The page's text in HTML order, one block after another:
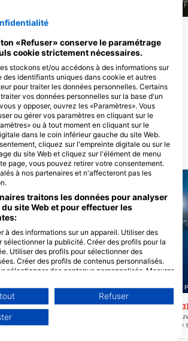
F
desservant ce site
Croatie
Deep Blue Diving
Miline 120, 22203 Rogoznica,
Croatie
À PROXIMITÉ
Primosten
(★4.3)
aux plongeurs
de la profondeur
Diving Center Pongo, 22202
Punta Planka
À cet endroit, vous
à tout, de la mer calme
«Refuser» conserve le paramétrage
cookie strictement nécessaires.
stockons et/ou accédons à des informations sur
des identifiants uniques dans cookie et autres
pour traiter les données personnelles. Certains
vos données personnelles sur la base d'un
y opposer, ouvrez les «Paramètres». Vous
ou gérer vos paramètres en cliquant sur le
ou à tout moment en cliquant sur le
dans le coin inférieur gauche du site Web.
cliquez sur l'empreinte digitale ou sur le
du site Web et cliquez sur l'élément de menu
page, vous pouvez retirer votre consentement.
à nos partenaires et n'affecteront pas les
traitons les données pour analyser
site Web et pour effectuer les
à des informations sur un appareil. Utiliser des
sélectionner la publicité. Créer des profils pour la
Utiliser des profils pour sélectionner des
Créer des profils de contenus personnalisés.
sélectionner des contenus personnalisés. Mesurer
par le biais de statistiques ou de combinaisons de
différentes sources. Développer et améliorer les
limitées pour sélectionner le contenu.
amples informations sur l'utilisation des données
Refuser